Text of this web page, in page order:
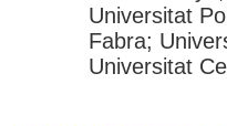
Universitat
Fabra;
Universitat